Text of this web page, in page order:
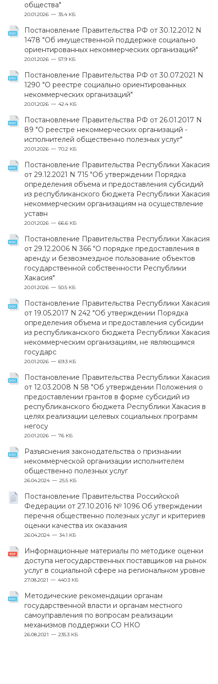
общества"
20.01.2026 35.4 КБ
Постановление Правительства РФ от 30.12.2012 N
1478 "Об имущественной поддержке социально
ориентированных некоммерческих организаций"
20.01.2026 57.9 КБ
Постановление Правительства РФ от 30.07.2021 N
1290 "О реестре социально ориентированных
некоммерческих организаций"
20.01.2026 42.4 КБ
Постановление Правительства РФ от 26.01.2017 N
89 "О реестре некоммерческих организаций -
исполнителей общественно полезных услуг"
20.01.2026 70.2 КБ
Постановление Правительства Республики Хакасия
от 29.12.2021 N 715 "Об утверждении Порядка
определения объема и предоставления субсидий
из республиканского бюджета Республики Хакасия
некоммерческим организациям на осуществление
уставн
20.01.2026 66.6 КБ
Постановление Правительства Республики Хакасия
от 29.12.2006 N 366 "О порядке предоставления в
аренду и безвозмездное пользование объектов
государственной собственности Республики
Хакасия"
20.01.2026 50.5 КБ
Постановление Правительства Республики Хакасия
от 19.05.2017 N 242 "Об утверждении Порядка
определения объема и предоставления субсидии
из республиканского бюджета Республики Хакасия
некоммерческим организациям, не являющимся
государс
20.01.2026 69.3 КБ
Постановление Правительства Республики Хакасия
от 12.03.2008 N 58 "Об утверждении Положения о
предоставлении грантов в форме субсидий из
республиканского бюджета Республики Хакасия в
целях реализации целевых социальных программ
негосу
20.01.2026 76 КБ
Разъяснения законодательства о признании
некоммерческой организации исполнителем
общественно полезных услуг
26.04.2024 25.5 КБ
Постановление Правительства Российской
Федерации от 27.10.2016 № 1096 Об утверждении
перечня общественно полезных услуг и критериев
оценки качества их оказания
26.04.2024 34.1 КБ
Информационные материалы по методике оценки
доступа негосударственных поставщиков на рынок
услуг в социальной сфере на региональном уровне
27.08.2021 440.3 КБ
Методические рекомендации органам
государственной власти и органам местного
самоуправления по вопросам реализации
механизмов поддержки СО НКО
26.08.2021 235.3 КБ